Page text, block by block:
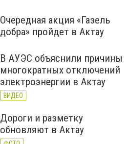
Очередная акция «Газель
добра» пройдет в Актау
В АУЭС объяснили причины
многократных отключений
электроэнергии в Актау
ВИДЕО
Дороги и разметку
обновляют в Актау